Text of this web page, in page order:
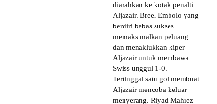
diarahkan ke kotak penalti
Aljazair. Breel Embolo yang
berdiri bebas sukses
memaksimalkan peluang
dan menaklukkan kiper
Aljazair untuk membawa
Swiss unggul 1-0.
Tertinggal satu gol membuat
Aljazair mencoba keluar
menyerang. Riyad Mahrez